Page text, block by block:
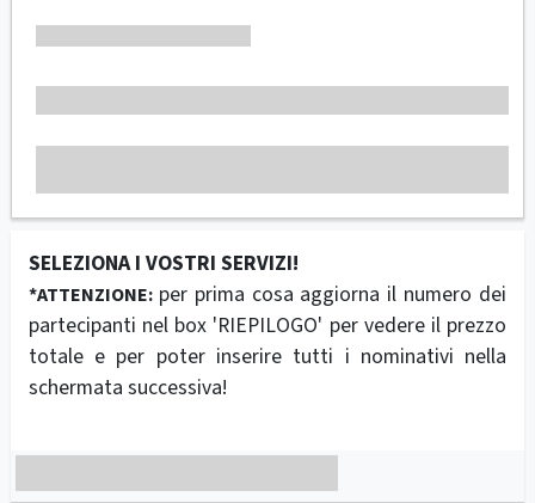
SELEZIONA I VOSTRI SERVIZI!
*ATTENZIONE: per prima cosa aggiorna il numero dei
partecipanti nel box 'RIEPILOGO' per vedere il prezzo
totale e per poter inserire tutti i nominativi nella
schermata successiva!